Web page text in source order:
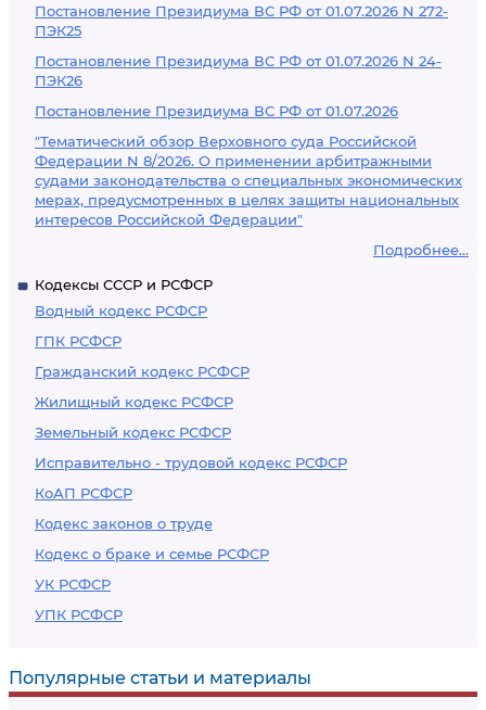
Постановление Президиума ВС РФ от 01.07.2026 N 272-
ПЭК25
Постановление Президиума ВС РФ от 01.07.2026 N 24-
ПЭК26
Постановление Президиума ВС РФ от 01.07.2026
"Тематический обзор Верховного суда Российской
Федерации N 8/2026. О применении арбитражными
судами законодательства о специальных экономических
мерах, предусмотренных в целях защиты национальных
интересов Российской Федерации"
Подробнее...
Кодексы СССР и РСФСР
Водный кодекс РСФСР
ГПК РСФСР
Гражданский кодекс РСФСР
Жилищный кодекс РСФСР
Земельный кодекс РСФСР
Исправительно - трудовой кодекс РСФСР
КоАП РСФСР
Кодекс законов о труде
Кодекс о браке и семье РСФСР
УК РСФСР
УПК РСФСР
Популярные статьи и материалы